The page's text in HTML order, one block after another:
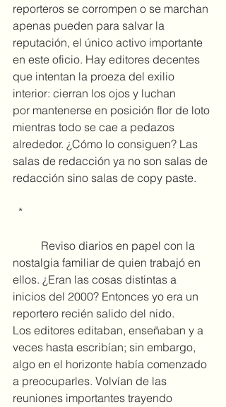
reporteros se corrompen o se marchan
apenas pueden para salvar la
reputación, el único activo importante
en este oficio. Hay editores decentes
que intentan la proeza del exilio
interior: cierran los ojos y luchan
por mantenerse en posición flor de loto
mientras todo se cae a pedazos
alrededor. ¿Cómo lo consiguen? Las
salas de redacción ya no son salas de
redacción sino salas de copy paste.
*
nostalgia familiar de quien trabajó en
ellos. ¿Eran las cosas distintas a
inicios del 2000? Entonces yo era un
reportero recién salido del nido.
Los editores editaban, enseñaban y a
veces hasta escribían; sin embargo,
algo en el horizonte había comenzado
a preocuparles. Volvían de las
reuniones importantes trayendo